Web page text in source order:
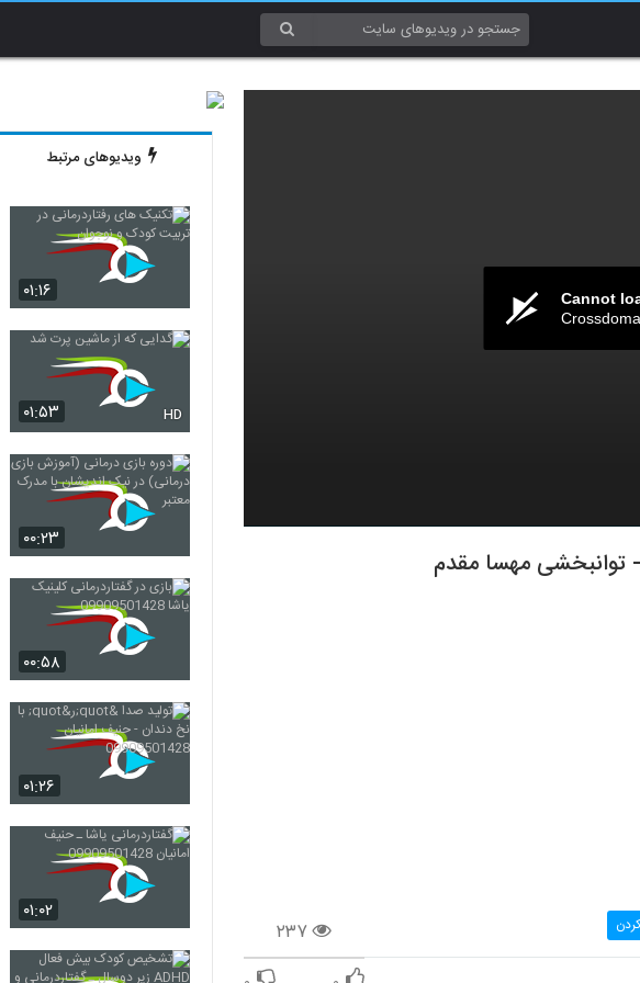
Cannot
۲۳۷
ویدیوهای مرتبط
۰۱:۱۶
۰۱:۵۳ HD
۰۰:۲۳
۰۰:۵۸
۰۱:۲۶
۰۱:۰۲